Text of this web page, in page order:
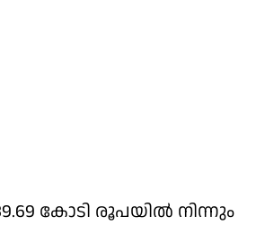
കോടി രൂപയിൽ നിന്നും